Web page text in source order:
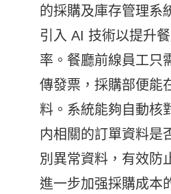
的採購及庫存管理系
引入 AI 技術以提升
率。餐廳前線員工只
傳發票，採購部便能
料。系統能夠自動核
内相關的訂單資料是
別異常資料，有效防
進一步加强採購成本